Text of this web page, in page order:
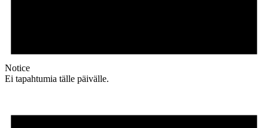
Notice
Ei tapahtumia tälle päivälle.